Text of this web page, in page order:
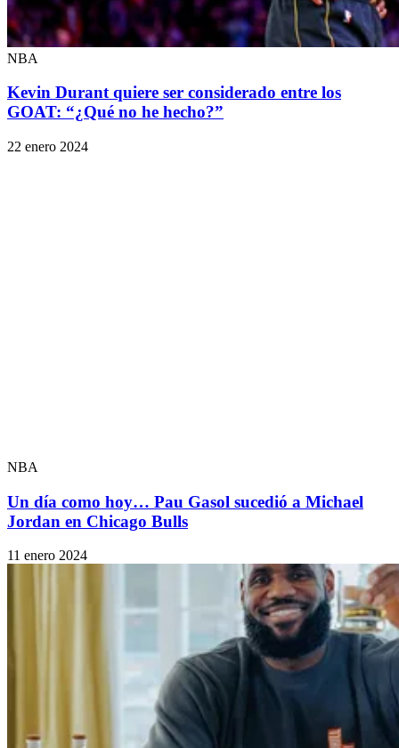
NBA
Kevin Durant quiere ser considerado entre los
GOAT: “¿Qué no he hecho?”
22 enero 2024
NBA
Un día como hoy… Pau Gasol sucedió a Michael
Jordan en Chicago Bulls
11 enero 2024